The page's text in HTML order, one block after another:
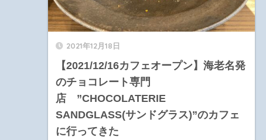
2021年12月18日
【2021/12/16カフェオープン】海老名発
のチョコレート専門
店 ”CHOCOLATERIE
SANDGLASS(サンドグラス)”のカフェ
に行ってきた